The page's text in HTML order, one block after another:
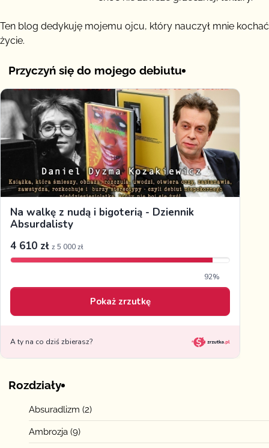
Ten blog dedykuję mojemu ojcu, który nauczył mnie kochać
życie.
Przyczyń się do mojego debiutu
Rozdziały
Absuradlizm (2)
Ambrozja (9)